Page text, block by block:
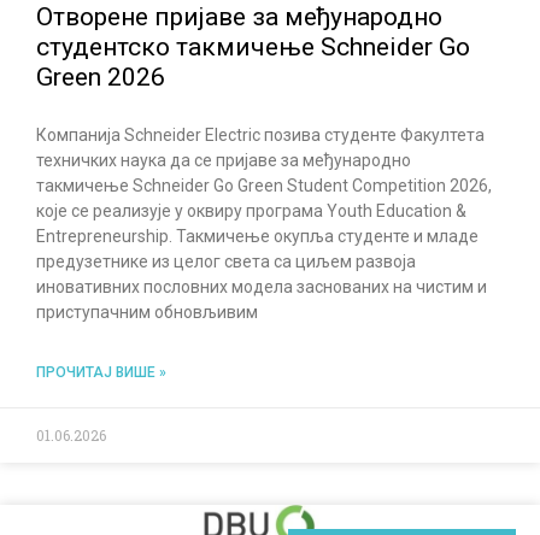
Отворене пријаве за међународно
студентско такмичење Schneider Go
Green 2026
Компанија Schneider Electric позива студенте Факултета
техничких наука да се пријаве за међународно
такмичење Schneider Go Green Student Competition 2026,
које се реализује у оквиру програма Youth Education &
Entrepreneurship. Такмичење окупља студенте и младе
предузетнике из целог света са циљем развоја
иновативних пословних модела заснованих на чистим и
приступачним обновљивим
ПРОЧИТАЈ ВИШЕ »
01.06.2026